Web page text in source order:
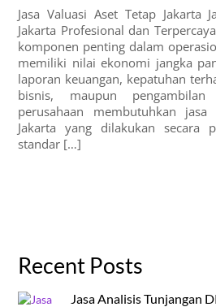
Jasa Valuasi Aset Tetap Jakarta
Jakarta Profesional dan
komponen penting dalam
memiliki nilai ekonomi jangka
laporan keuangan, kepatuhan
bisnis, maupun pengambilan
perusahaan membutuhkan
Jakarta yang dilakukan secara
standar […]
Recent Posts
Jasa Analisis Tunjangan